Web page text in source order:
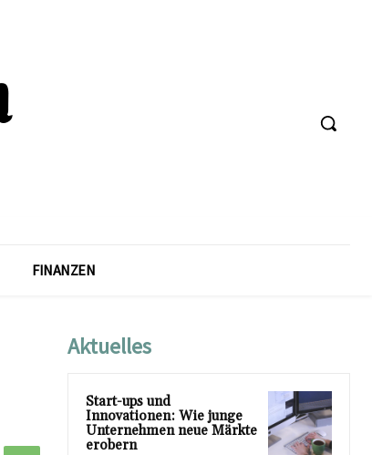
FINANZEN
Aktuelles
Start-ups und
Innovationen: Wie junge
Unternehmen neue Märkte
erobern